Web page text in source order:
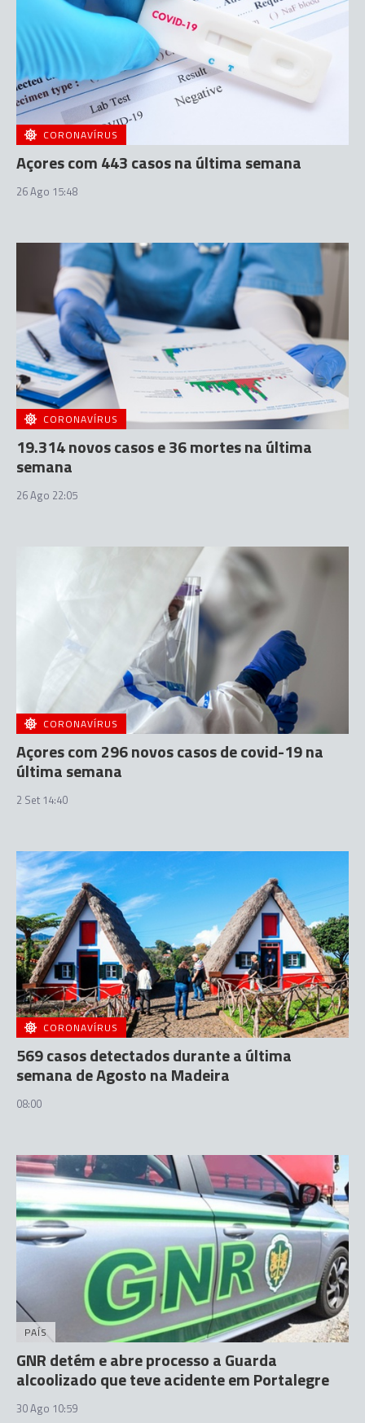
CORONAVÍRUS
Açores com 443 casos na última semana
26 Ago 15:48
CORONAVÍRUS
19.314 novos casos e 36 mortes na última
semana
26 Ago 22:05
CORONAVÍRUS
Açores com 296 novos casos de covid-19 na
última semana
2 Set 14:40
CORONAVÍRUS
569 casos detectados durante a última
semana de Agosto na Madeira
08:00
PAÍS
GNR detém e abre processo a Guarda
alcoolizado que teve acidente em Portalegre
30 Ago 10:59